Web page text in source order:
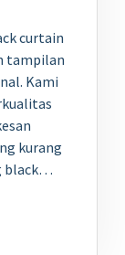
curtain
tampilan
Kami
kurang
black…